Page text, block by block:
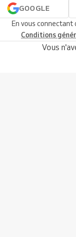
GOOGLE
En vous connectant
Conditions
Vous